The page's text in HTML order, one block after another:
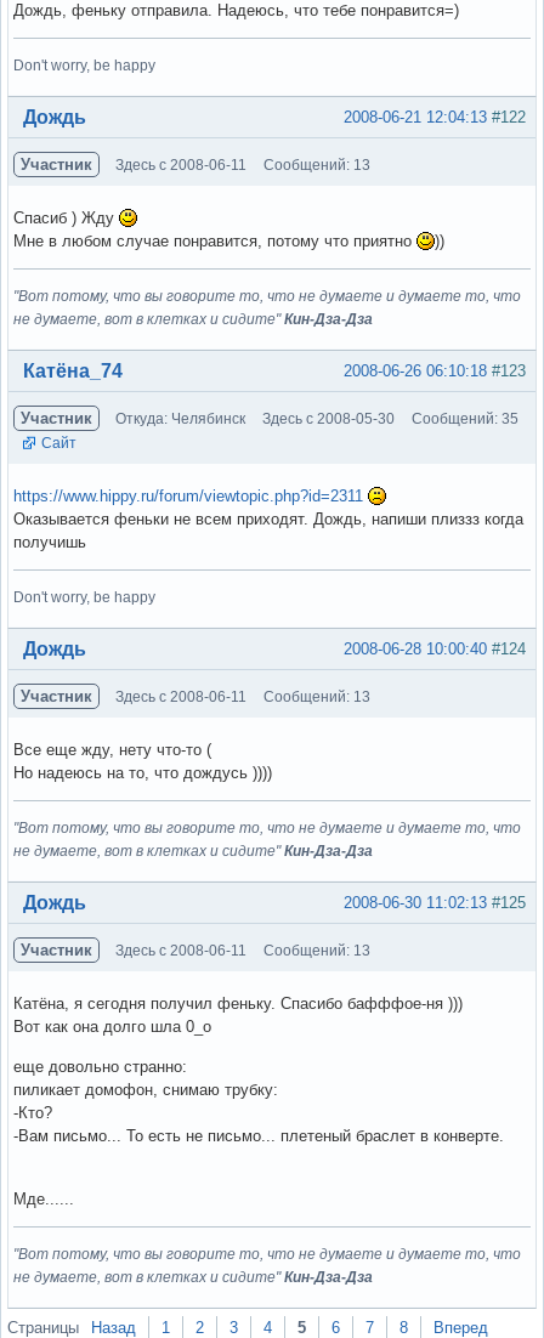
Дождь, феньку отправила. Надеюсь, что тебе понравится=)
Don't worry, be happy
Вне форума #122
2008-06-21 12:04:13
Дождь
Участник Здесь с 2008-06-11 Сообщений: 13
Спасиб ) Жду
Мне в любом случае понравится, потому что приятно
))
"Вот потому, что вы говорите то, что не думаете и думаете то, что
не думаете, вот в клетках и сидите"Кин-Дза-Дза
Вне форума #123
2008-06-26 06:10:18
Катёна_74
Участник Откуда: Челябинск Здесь с 2008-05-30
Сообщений: 35
Сайт
https://www.hippy.ru/forum/viewtopic.php?id=2311
Оказывается феньки не всем приходят. Дождь, напиши плиззз когда
получишь
Don't worry, be happy
Вне форума #124
2008-06-28 10:00:40
Дождь
Участник Здесь с 2008-06-11 Сообщений: 13
Все еще жду, нету что-то (
Но надеюсь на то, что дождусь ))))
"Вот потому, что вы говорите то, что не думаете и думаете то, что
не думаете, вот в клетках и сидите"Кин-Дза-Дза
Вне форума #125
2008-06-30 11:02:13
Дождь
Участник Здесь с 2008-06-11 Сообщений: 13
Катёна, я сегодня получил феньку. Спасибо бафффое-ня )))
Вот как она долго шла 0_о
еще довольно странно:
пиликает домофон, снимаю трубку:
-Кто?
-Вам письмо... То есть не письмо... плетеный браслет в конверте.
Мде......
"Вот потому, что вы говорите то, что не думаете и думаете то, что
не думаете, вот в клетках и сидите"Кин-Дза-Дза
Вне форума
Страницы Назад 1 2 3 4 5 6 7 8 Вперед